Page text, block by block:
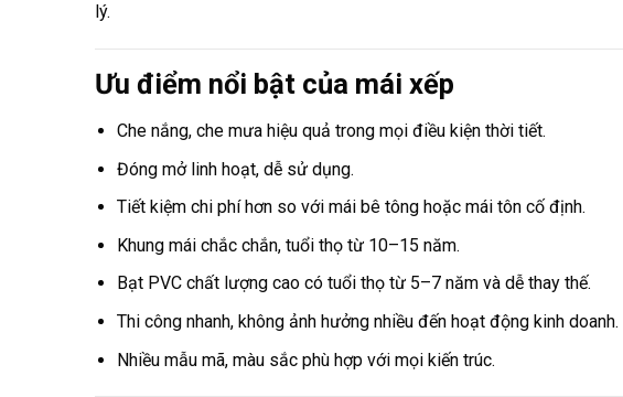
lý.
Ưu điểm nổi bật của mái xếp
Che nắng, che mưa hiệu quả trong mọi điều kiện thời tiết.
Đóng mở linh hoạt, dễ sử dụng.
Tiết kiệm chi phí hơn so với mái bê tông hoặc mái tôn cố định.
Khung mái chắc chắn, tuổi thọ từ 10–15 năm.
Bạt PVC chất lượng cao có tuổi thọ từ 5–7 năm và dễ thay thế.
Thi công nhanh, không ảnh hưởng nhiều đến hoạt động kinh doanh.
Nhiều mẫu mã, màu sắc phù hợp với mọi kiến trúc.